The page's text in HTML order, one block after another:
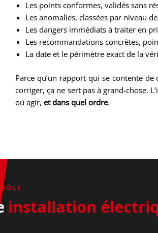
Les points conformes, validés sans
Les anomalies, classées par niveau
Les dangers immédiats à traiter en
Les recommandations concrètes,
La date et le périmètre exact de la
Parce qu’un rapport qui se contente de
corriger, ça ne sert pas à grand-chose.
où agir, et dans quel ordre.
installation